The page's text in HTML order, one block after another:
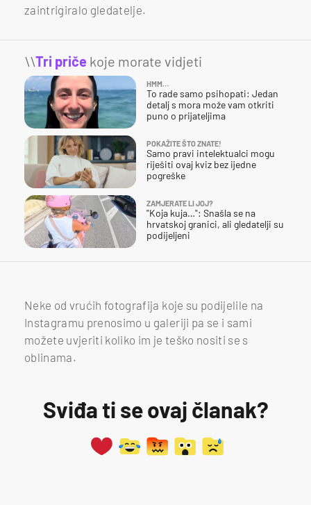
zaintrigiralo gledatelje.
\\Tri priče koje morate vidjeti
HMM…
To rade samo psihopati: Jedan
detalj s mora može vam otkriti
puno o prijateljima
POKAŽITE ŠTO ZNATE!
Samo pravi intelektualci mogu
riješiti ovaj kviz bez ijedne
pogreške
ZAMJERATE LI JOJ?
"Koja kuja…": Snašla se na
hrvatskoj granici, ali gledatelji su
podijeljeni
Neke od vrućih fotografija koje su podijelile na
Instagramu prenosimo u galeriji pa se i sami
možete uvjeriti koliko im je teško nositi se s
oblinama.
Sviđa ti se ovaj članak?